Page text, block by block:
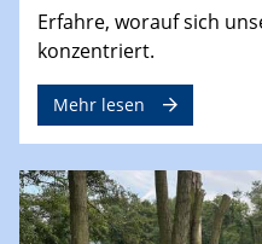
Erfahre, worauf sich
konzentriert.
Mehr lesen